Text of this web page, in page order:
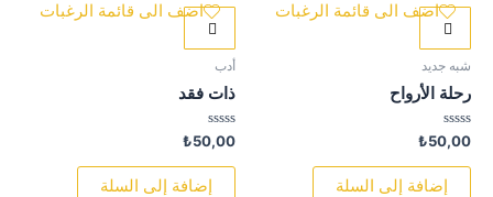
اضف الى قائمة الرغبات
شبه جديد
رحلة الأرواح
تم
التقييم
0
₺50,00
إضافة إلى السلة
اضف الى قائمة الرغبات
أدب
ذات فقد
تم
التقييم
0
₺50,00
إضافة إلى السلة